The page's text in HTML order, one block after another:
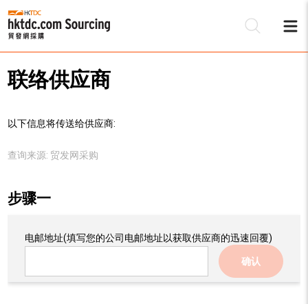
联络供应商
以下信息将传送给供应商:
查询来源: 贸发网采购
步骤一
电邮地址(填写您的公司电邮地址以获取供应商的迅速回覆)
确认